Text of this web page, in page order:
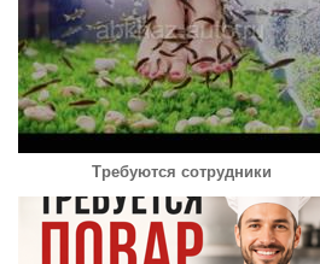
Требуются сотрудники